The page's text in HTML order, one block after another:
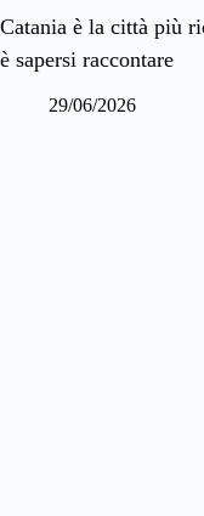
Catania è la città più
è sapersi raccontare
29/06/2026